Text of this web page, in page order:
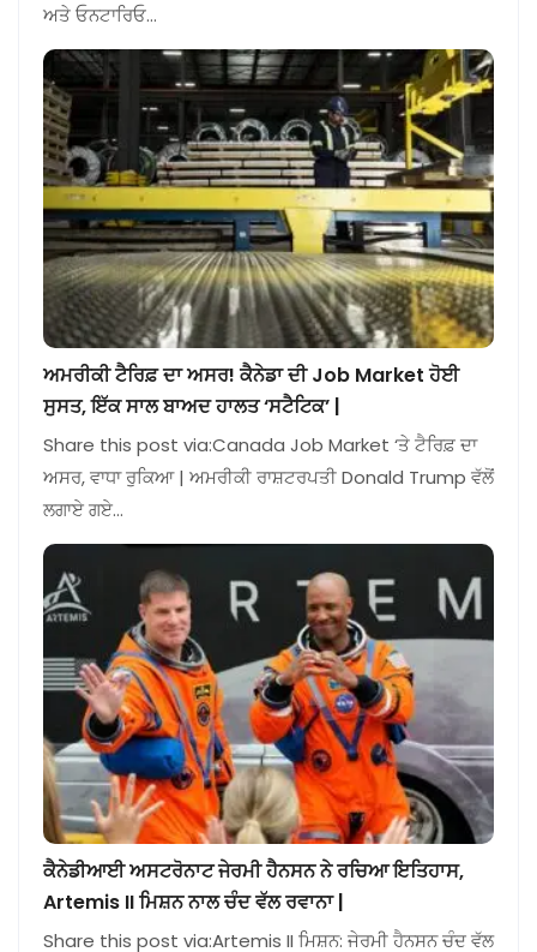
ਅਤੇ ਓਨਟਾਰਿਓ…
ਅਮਰੀਕੀ ਟੈਰਿਫ਼ ਦਾ ਅਸਰ! ਕੈਨੇਡਾ ਦੀ Job Market ਹੋਈ
ਸੁਸਤ, ਇੱਕ ਸਾਲ ਬਾਅਦ ਹਾਲਤ ‘ਸਟੈਟਿਕ’ |
Share this post via:Canada Job Market ‘ਤੇ ਟੈਰਿਫ਼ ਦਾ
ਅਸਰ, ਵਾਧਾ ਰੁਕਿਆ | ਅਮਰੀਕੀ ਰਾਸ਼ਟਰਪਤੀ Donald Trump ਵੱਲੋਂ
ਲਗਾਏ ਗਏ…
ਕੈਨੇਡੀਆਈ ਅਸਟਰੋਨਾਟ ਜੇਰਮੀ ਹੈਨਸਨ ਨੇ ਰਚਿਆ ਇਤਿਹਾਸ,
Artemis II ਮਿਸ਼ਨ ਨਾਲ ਚੰਦ ਵੱਲ ਰਵਾਨਾ |
Share this post via:Artemis II ਮਿਸ਼ਨ: ਜੇਰਮੀ ਹੈਨਸਨ ਚੰਦ ਵੱਲ